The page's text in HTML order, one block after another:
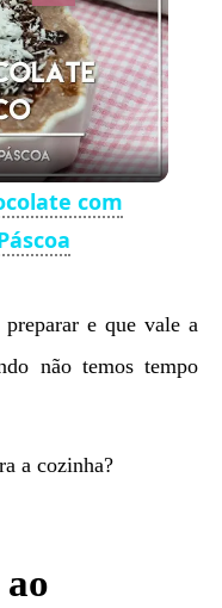
com
e que vale a
não temos tempo
a cozinha?